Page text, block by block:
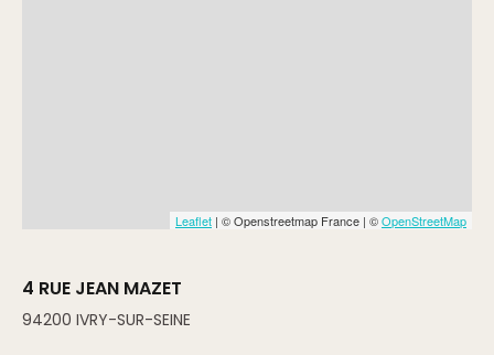
Leaflet | © Openstreetmap France | ©OpenStreetMap
4 RUE JEAN MAZET
94200 IVRY-SUR-SEINE